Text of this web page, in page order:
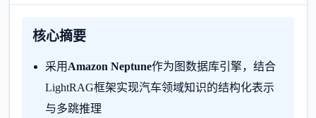
核心摘要
采用 Amazon Neptune作为图数据库引擎，结合
LightRAG框架实现汽车领域知识的结构化表示
与多跳推理